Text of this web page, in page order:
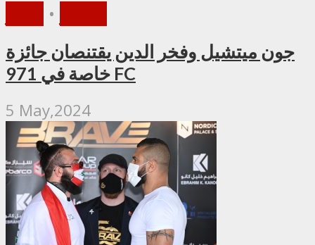
•
جون ميتشيل وفخر الدين يقتنصان جائزة
خاصة في 971 FC
5 May,2024